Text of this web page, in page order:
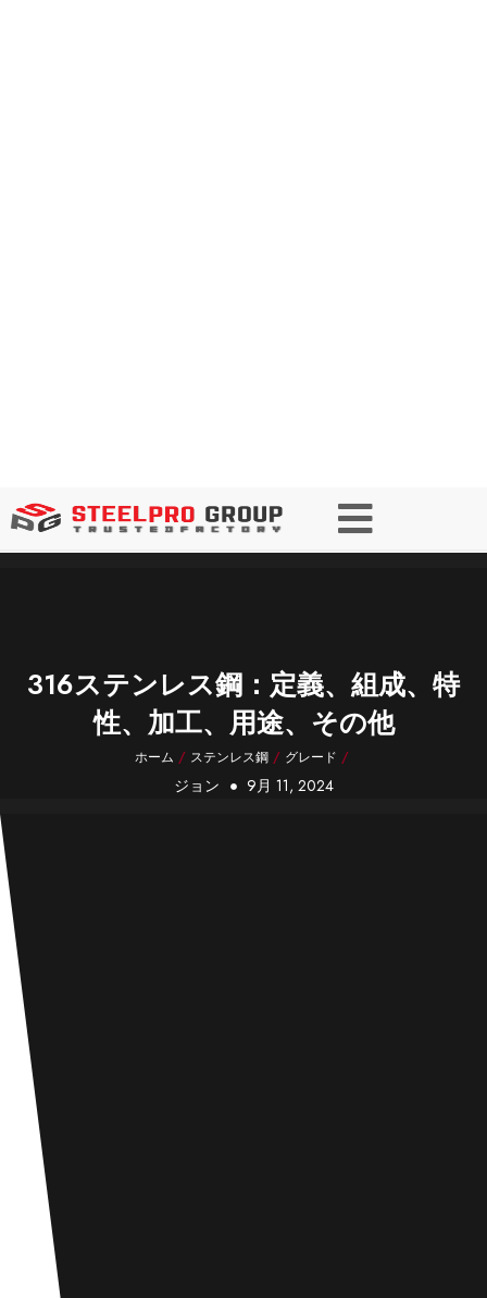
316ステンレス鋼：定義、組成、特
性、加工、用途、その他
ホーム / ステンレス鋼/ グレード /
ジョン 9月 11, 2024